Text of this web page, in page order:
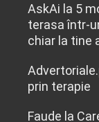
AskAi la 5
terasa într-
chiar la tine
prin terapie
Faude la